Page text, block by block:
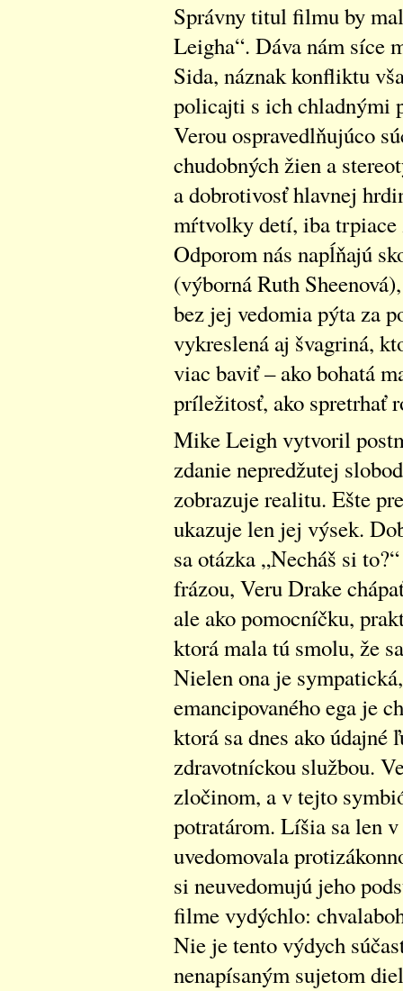
Správny titul filmu by
Leigha“. Dáva nám síce
Sida, náznak konfliktu
policajti s ich chladnými
Verou ospravedlňujúco
chudobných žien a
a dobrotivosť hlavnej
mŕtvolky detí, iba trpiace
Odporom nás napĺňajú
(výborná Ruth
bez jej vedomia pýta za
vykreslená aj švagriná,
viac baviť – ako bohatá
príležitosť, ako spretrhať
Mike Leigh vytvoril
zdanie nepredžutej
zobrazuje realitu. Ešte
ukazuje len jej výsek.
sa otázka „Necháš si
frázou, Veru Drake
ale ako pomocníčku,
ktorá mala tú smolu, že
Nielen ona je
emancipovaného ega je
ktorá sa dnes ako údajné
zdravotníckou službou.
zločinom, a v tejto
potratárom. Líšia sa len
uvedomovala
si neuvedomujú jeho
filme vydýchlo:
Nie je tento výdych
nenapísaným sujetom